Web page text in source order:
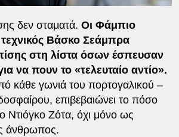
δεν σταματά. Οι Φάμπιο
Βάσκο Σεάμπρα
στη λίστα όσων έσπευσαν
να πουν το «τελευταίο αντίο».
κάθε γωνιά του πορτογαλικού –
επιβεβαιώνει το πόσο
Ντιόγκο Ζότα, όχι μόνο ως
άνθρωπος.